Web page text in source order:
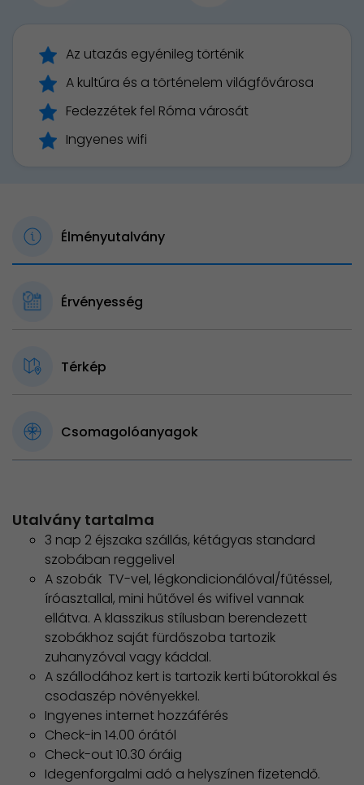
Az utazás egyénileg történik
A kultúra és a történelem világfővárosa
Fedezzétek fel Róma városát
Ingyenes wifi
Élményutalvány
Érvényesség
Térkép
Csomagolóanyagok
Utalvány tartalma
3 nap 2 éjszaka szállás, kétágyas standard
szobában reggelivel
A szobák TV-vel, légkondicionálóval/fűtéssel,
íróasztallal, mini hűtővel és wifivel vannak
ellátva. A klasszikus stílusban berendezett
szobákhoz saját fürdőszoba tartozik
zuhanyzóval vagy káddal.
A szállodához kert is tartozik kerti bútorokkal és
csodaszép növényekkel.
Ingyenes internet hozzáférés
Check-in 14.00 órától
Check-out 10.30 óráig
Idegenforgalmi adó a helyszínen fizetendő.